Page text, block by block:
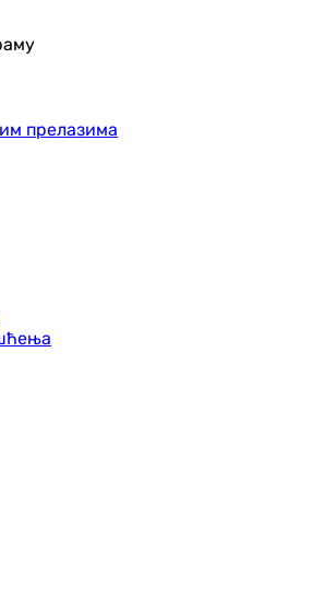
прелазима